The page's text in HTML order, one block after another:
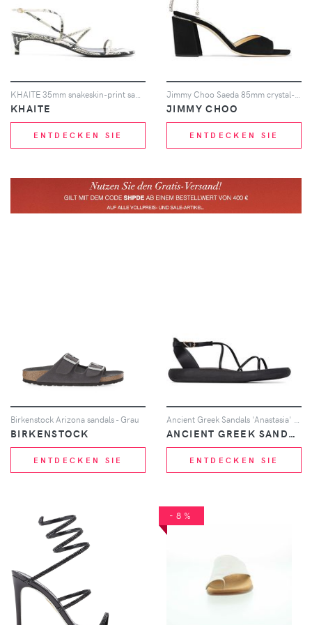
KHAITE 35mm snakeskin-print sandals - Nude
KHAITE
ENTDECKEN SIE
Jimmy Choo Saeda 85mm crystal-strap sandals - Schwarz
JIMMY CHOO
ENTDECKEN SIE
Birkenstock Arizona sandals - Grau
BIRKENSTOCK
ENTDECKEN SIE
ANCIENT GREEK SANDALS
ENTDECKEN SIE
-8%